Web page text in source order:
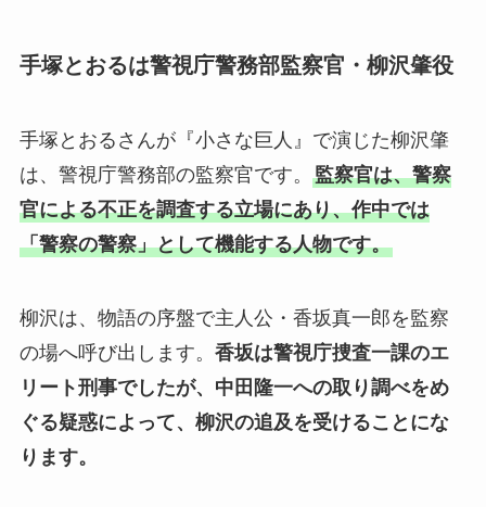
手塚とおるは警視庁警務部監察官・柳沢肇役
手塚とおるさんが『小さな巨人』で演じた柳沢肇
は、警視庁警務部の監察官です。 監察官は、警察
官による不正を調査する立場にあり、作中では
「警察の警察」として機能する人物です。
柳沢は、物語の序盤で主人公・香坂真一郎を監察
の場へ呼び出します。 香坂は警視庁捜査一課のエ
リート刑事でしたが、中田隆一への取り調べをめ
ぐる疑惑によって、柳沢の追及を受けることにな
ります。